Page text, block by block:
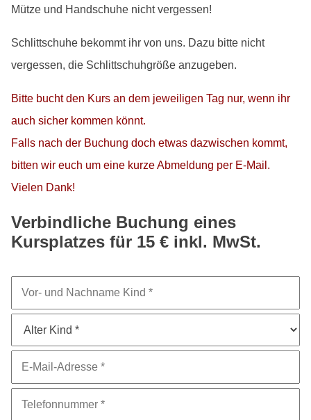
Mütze und Handschuhe nicht vergessen!
Schlittschuhe bekommt ihr von uns. Dazu bitte nicht
vergessen, die Schlittschuhgröße anzugeben.
Bitte bucht den Kurs an dem jeweiligen Tag nur, wenn ihr
auch sicher kommen könnt.
Falls nach der Buchung doch etwas dazwischen kommt,
bitten wir euch um eine kurze Abmeldung per E-Mail.
Vielen Dank!
Verbindliche Buchung eines
Kursplatzes für 15 € inkl. MwSt.